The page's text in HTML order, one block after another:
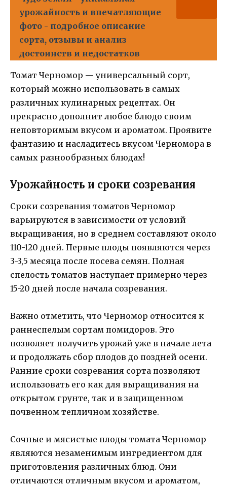
урожайность и впечатляющие
фото - подробное описание
сорта, отзывы и анализ
достоинств и недостатков
Томат Черномор — универсальный сорт,
который можно использовать в самых
различных кулинарных рецептах. Он
прекрасно дополнит любое блюдо своим
неповторимым вкусом и ароматом. Проявите
фантазию и насладитесь вкусом Черномора в
самых разнообразных блюдах!
Урожайность и сроки созревания
Сроки созревания томатов Черномор
варьируются в зависимости от условий
выращивания, но в среднем составляют около
110-120 дней. Первые плоды появляются через
3-3,5 месяца после посева семян. Полная
спелость томатов наступает примерно через
15-20 дней после начала созревания.
Важно отметить, что Черномор относится к
раннеспелым сортам помидоров. Это
позволяет получить урожай уже в начале лета
и продолжать сбор плодов до поздней осени.
Ранние сроки созревания сорта позволяют
использовать его как для выращивания на
открытом грунте, так и в защищенном
почвенном тепличном хозяйстве.
Сочные и мясистые плоды томата Черномор
являются незаменимым ингредиентом для
приготовления различных блюд. Они
отличаются отличным вкусом и ароматом,